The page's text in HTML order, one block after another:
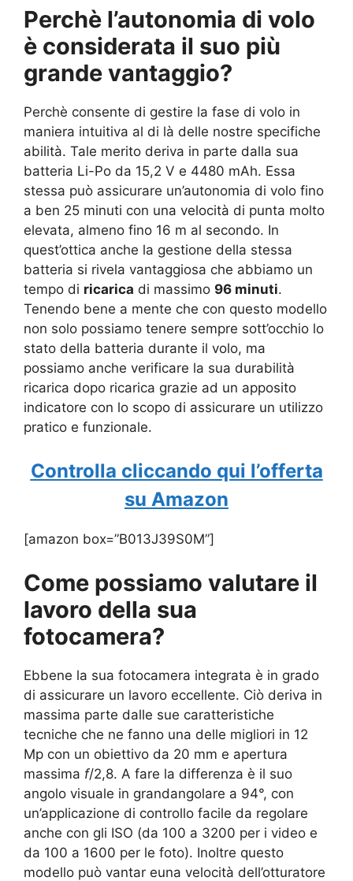
Perchè l’autonomia di volo
è considerata il suo più
grande vantaggio?
Perchè consente di gestire la fase di volo in
maniera intuitiva al di là delle nostre specifiche
abilità. Tale merito deriva in parte dalla sua
batteria Li-Po da 15,2 V e 4480 mAh. Essa
stessa può assicurare un’autonomia di volo fino
a ben 25 minuti con una velocità di punta molto
elevata, almeno fino 16 m al secondo. In
quest’ottica anche la gestione della stessa
batteria si rivela vantaggiosa che abbiamo un
tempo di ricarica di massimo 96 minuti.
Tenendo bene a mente che con questo modello
non solo possiamo tenere sempre sott’occhio lo
stato della batteria durante il volo, ma
possiamo anche verificare la sua durabilità
ricarica dopo ricarica grazie ad un apposito
indicatore con lo scopo di assicurare un utilizzo
pratico e funzionale.
Controlla cliccando qui l’offerta
su Amazon
[amazon box=”B013J39S0M”]
Come possiamo valutare il
lavoro della sua
fotocamera?
Ebbene la sua fotocamera integrata è in grado
di assicurare un lavoro eccellente. Ciò deriva in
massima parte dalle sue caratteristiche
tecniche che ne fanno una delle migliori in 12
Mp con un obiettivo da 20 mm e apertura
massima f/2,8. A fare la differenza è il suo
angolo visuale in grandangolare a 94°, con
un’applicazione di controllo facile da regolare
anche con gli ISO (da 100 a 3200 per i video e
da 100 a 1600 per le foto). Inoltre questo
modello può vantar euna velocità dell’otturatore